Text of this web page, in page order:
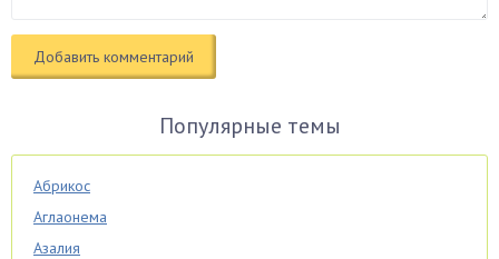
Популярные темы
Абрикос
Аглаонема
Азалия